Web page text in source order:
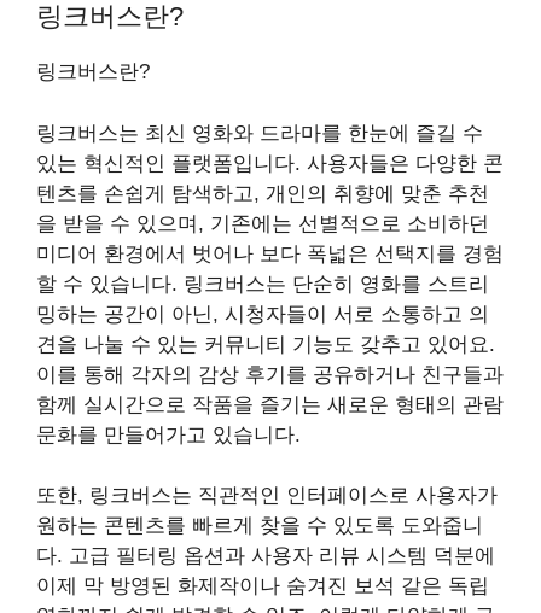
링크버스란?
링크버스란?
링크버스는 최신 영화와 드라마를 한눈에 즐길 수
있는 혁신적인 플랫폼입니다. 사용자들은 다양한 콘
텐츠를 손쉽게 탐색하고, 개인의 취향에 맞춘 추천
을 받을 수 있으며, 기존에는 선별적으로 소비하던
미디어 환경에서 벗어나 보다 폭넓은 선택지를 경험
할 수 있습니다. 링크버스는 단순히 영화를 스트리
밍하는 공간이 아닌, 시청자들이 서로 소통하고 의
견을 나눌 수 있는 커뮤니티 기능도 갖추고 있어요.
이를 통해 각자의 감상 후기를 공유하거나 친구들과
함께 실시간으로 작품을 즐기는 새로운 형태의 관람
문화를 만들어가고 있습니다.
또한, 링크버스는 직관적인 인터페이스로 사용자가
원하는 콘텐츠를 빠르게 찾을 수 있도록 도와줍니
다. 고급 필터링 옵션과 사용자 리뷰 시스템 덕분에
이제 막 방영된 화제작이나 숨겨진 보석 같은 독립